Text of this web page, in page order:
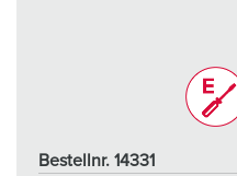
Bestellnr. 14331